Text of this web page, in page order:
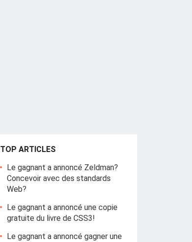
TOP ARTICLES
Le gagnant a annoncé Zeldman?
Concevoir avec des standards
Web?
Le gagnant a annoncé une copie
gratuite du livre de CSS3!
Le gagnant a annoncé gagner une